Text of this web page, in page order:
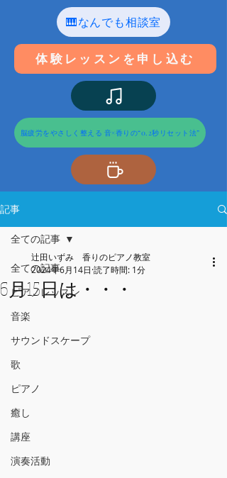
🎹なんでも相談室
体験レッスンを申し込む
脳疲労をやさしく整える 音×香りの“0.2秒リセット法”
記事
全ての記事
ピアノレッスン
音楽
サウンドスケープ
歌
ピアノ
癒し
講座
演奏活動
全ての記事
6月15日は・・・
辻田いずみ 香りのピアノ教室
2024年6月14日 読了時間: 1分